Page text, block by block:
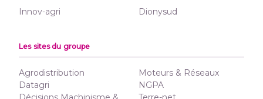
Innov-agri Dionysud
Les sites du groupe
Agrodistribution
Datagri
Moteurs & Réseaux
NGPA